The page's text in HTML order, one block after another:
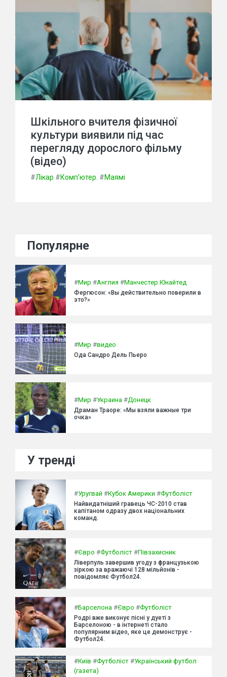
Шкільного вчителя фізичної
культури виявили під час
перегляду дорослого фільму
(відео)
#Лікар #Комп'ютер. #Маямі
Популярне
#Мир #Англия #Манчестер Юнайтед
Фергюсон: «Вы действительно поверили в
это?»
#Мир #видео
Ода Сандро Дель Пьеро
#Мир #Украина #Донецк
Драман Траоре: «Мы взяли важные три
очка»
У тренді
#Уругвай #Кубок Америки #Футболіст
Найвидатніший гравець ЧС-2010 став
капітаном одразу двох національних
команд.
#Євро #Футболіст #Півзахисник
Ліверпуль завершив угоду з французькою
зіркою за вражаючі 128 мільйонів -
повідомляє Футбол24.
#Барселона #Євро #Футболіст
Родрі вже виконує пісні у дуеті з
Барселоною - в інтернеті стало
популярним відео, яке це демонструє -
Футбол24.
#Київ #Футболіст #Український футбол
(газета)